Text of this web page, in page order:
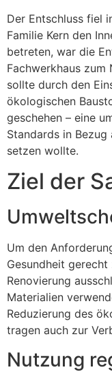
Der Entschluss fiel
Familie Kern den
betreten, war die
Fachwerkhaus zum
sollte durch den
ökologischen
geschehen – eine
Standards in Bezug
setzen wollte.
Ziel der
Um den
Gesundheit
Renovierung
Materialien
Reduzierung des
tragen auch zur
Nutzung